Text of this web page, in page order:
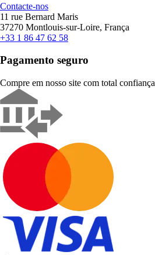
Contacte-nos
11 rue Bernard Maris
37270 Montlouis-sur-Loire, França
+33 1 86 47 62 58
Pagamento seguro
Compre em nosso site com total confiança